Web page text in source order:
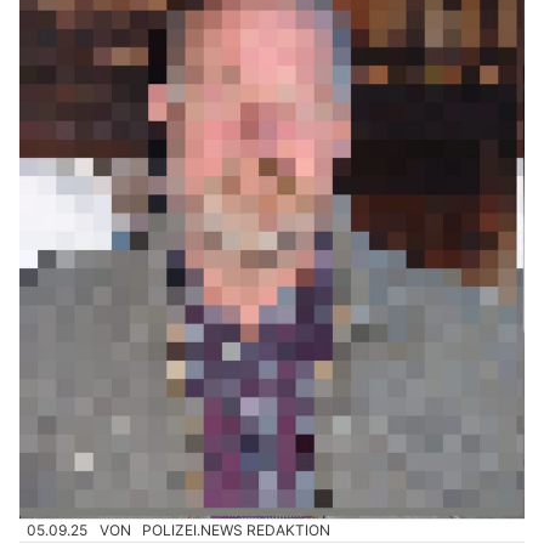
05.09.25 VON POLIZEI.NEWS REDAKTION